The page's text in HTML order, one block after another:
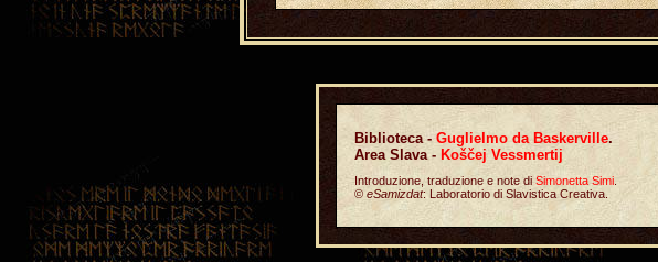
Biblioteca - Guglielmo da Baskerville.
Area Slava - Koščej Vessmertij
Introduzione, traduzione e note di Simonetta Simi.
© eSamizdat: Laboratorio di Slavistica Creativa.